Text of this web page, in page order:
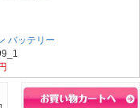
バッテリー